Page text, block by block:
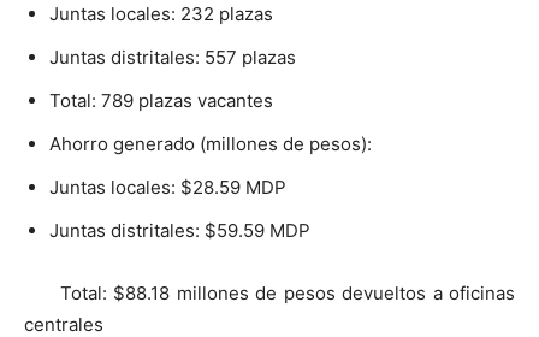
Juntas locales: 232 plazas
Juntas distritales: 557 plazas
Total: 789 plazas vacantes
Ahorro generado (millones de pesos):
Juntas locales: $28.59 MDP
Juntas distritales: $59.59 MDP
Total: $88.18 millones de pesos devueltos a oficinas
centrales